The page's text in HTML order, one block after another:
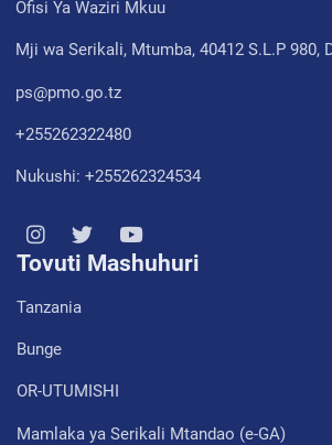
Ofisi Ya Waziri Mkuu
Mji wa Serikali, Mtumba, 40412 S.L.P 980,
ps@pmo.go.tz
+255262322480
Nukushi: +255262324534
Tovuti Mashuhuri
Tanzania
Bunge
OR-UTUMISHI
Mamlaka ya Serikali Mtandao (e-GA)